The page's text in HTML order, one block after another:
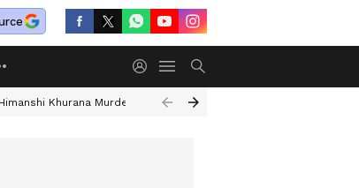
Himanshi Khurana Murder Mathura Murder Case